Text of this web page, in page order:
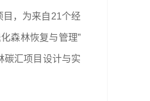
，为来自21个经
森林恢复与管理”
碳汇项目设计与实